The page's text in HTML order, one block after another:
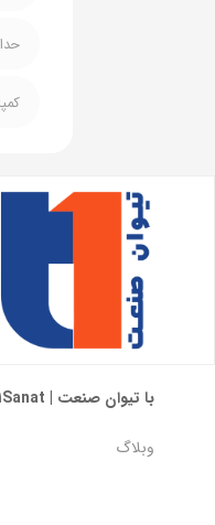
با تیوان صنعت | T1Sanat
وبلاگ